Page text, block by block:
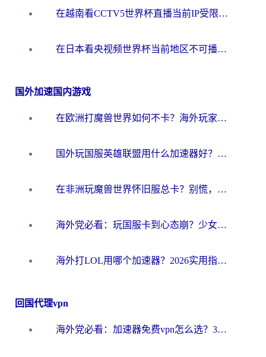
在越南看CCTV5世界杯直播当前IP受限制？海外党体育观赛终极指南来了
在日本看央视频世界杯当前地区不可播放？海外党体育观赛终极指南
国外加速国内游戏
在欧洲打魔兽世界如何不卡？海外玩家的国服游戏加速终极攻略
国外玩国服英雄联盟用什么加速器好？海外党亲测有效的国服游戏加速指南
在非洲玩魔兽世界怀旧服总卡？别慌，这份指南帮你丝滑开荒
海外党必看：玩国服卡到心态崩？少女前线云图计划加速器免费推荐+碧蓝航线足球世界流畅攻略
海外打LOL用哪个加速器？2026实用指南：从延迟到设备适配，一篇解决你的国服游戏痛点
回国代理vpn
海外党必看：加速器免费vpn怎么选？3步教你无缝访问国内资源